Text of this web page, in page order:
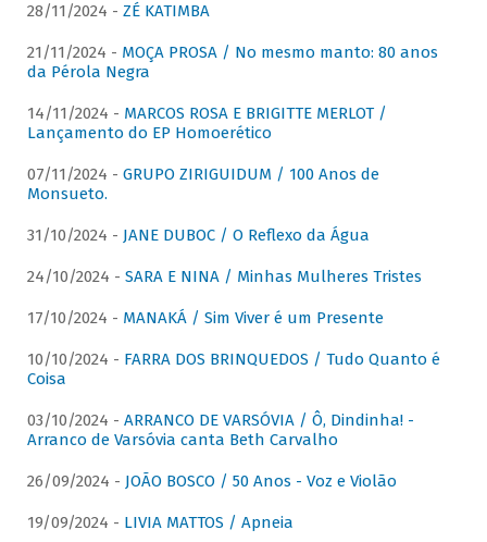
28/11/2024 - ZÉ KATIMBA
21/11/2024 - MOÇA PROSA / No mesmo manto: 80 anos
da Pérola Negra
14/11/2024 - MARCOS ROSA E BRIGITTE MERLOT /
Lançamento do EP Homoerético
07/11/2024 - GRUPO ZIRIGUIDUM / 100 Anos de
Monsueto.
31/10/2024 - JANE DUBOC / O Reflexo da Água
24/10/2024 - SARA E NINA / Minhas Mulheres Tristes
17/10/2024 - MANAKÁ / Sim Viver é um Presente
10/10/2024 - FARRA DOS BRINQUEDOS / Tudo Quanto é
Coisa
03/10/2024 - ARRANCO DE VARSÓVIA / Ô, Dindinha! -
Arranco de Varsóvia canta Beth Carvalho
26/09/2024 - JOÃO BOSCO / 50 Anos - Voz e Violão
19/09/2024 - LIVIA MATTOS / Apneia